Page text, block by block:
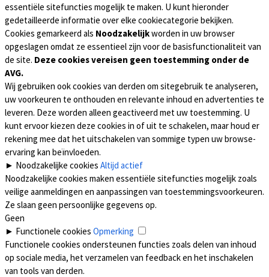
essentiële sitefuncties mogelijk te maken. U kunt hieronder
gedetailleerde informatie over elke cookiecategorie bekijken.
Cookies gemarkeerd als Noodzakelijkworden in uw browser
opgeslagen omdat ze essentieel zijn voor de basisfunctionaliteit van
de site. Deze cookies vereisen geen toestemming onder de
AVG.
Wij gebruiken ook cookies van derden om sitegebruik te analyseren,
uw voorkeuren te onthouden en relevante inhoud en advertenties te
leveren. Deze worden alleen geactiveerd met uw toestemming. U
kunt ervoor kiezen deze cookies in of uit te schakelen, maar houd er
rekening mee dat het uitschakelen van sommige typen uw browse-
ervaring kan beïnvloeden.
► Noodzakelijke cookies Altijd actief
Noodzakelijke cookies maken essentiële sitefuncties mogelijk zoals
veilige aanmeldingen en aanpassingen van toestemmingsvoorkeuren.
Ze slaan geen persoonlijke gegevens op.
Geen
► Functionele cookies Opmerking
Functionele cookies ondersteunen functies zoals delen van inhoud
op sociale media, het verzamelen van feedback en het inschakelen
van tools van derden.